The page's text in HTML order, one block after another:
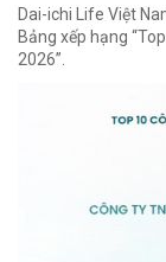
Dai-ichi Life Việt
Bảng xếp hạng
2026”.